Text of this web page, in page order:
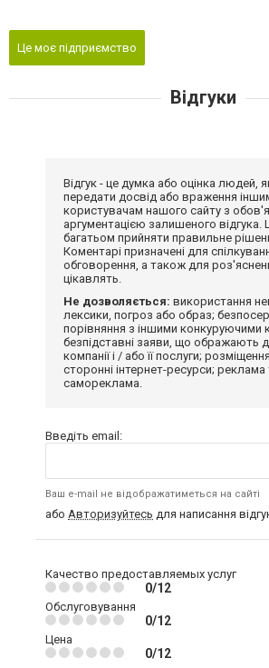
Це моє підприємство
Відгуки
Відгук - це думка або оцінка людей,
передати досвід або враження
користувачам нашого сайту з
аргументацією залишеного
багатьом прийняти правильне
Коментарі призначені для
обговорення, а також для
цікавлять.
Не дозволяється: використання
лексики, погроз або образ;
порівняння з іншими конкуруючими
безпідставні заяви, що ображають
компанії і / або її послуги;
сторонні інтернет-ресурси; реклама
самореклама.
Введіть email:
Ваш e-mail не відображатиметься на сайті
або Авторизуйтесь для написання
Качество предоставляемых услуг
0/12
Обслуговування
0/12
Цена
0/12